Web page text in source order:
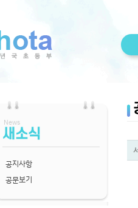
News
새소식
공지사항
공문보기